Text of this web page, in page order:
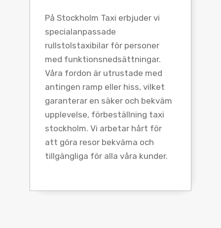
På Stockholm Taxi erbjuder vi
specialanpassade
rullstolstaxibilar för personer
med funktionsnedsättningar.
Våra fordon är utrustade med
antingen ramp eller hiss, vilket
garanterar en säker och bekväm
upplevelse, förbeställning taxi
stockholm. Vi arbetar hårt för
att göra resor bekväma och
tillgängliga för alla våra kunder.